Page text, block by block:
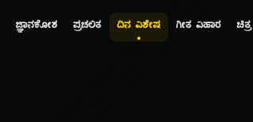
ಜ್ಞಾನಕೋಶ ಪ್ರಚಲಿತ ದಿನ ವಿಶೇಷ ಗೀತ ವಿಹಾರ